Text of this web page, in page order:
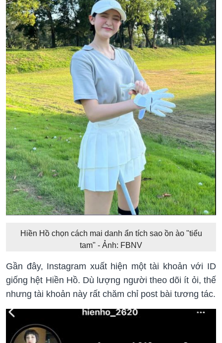
Hiền Hồ chọn cách mai danh ẩn tích sao ồn ào "tiểu
tam" - Ảnh: FBNV
Gần đây, Instagram xuất hiện một tài khoản với ID
giống hệt Hiền Hồ. Dù lượng người theo dõi ít ỏi, thế
nhưng tài khoản này rất chăm chỉ post bài tương tác.